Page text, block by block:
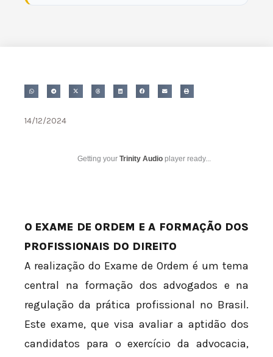
14/12/2024
Getting your Trinity Audio player ready...
O EXAME DE ORDEM E A FORMAÇÃO DOS
PROFISSIONAIS DO DIREITO
A realização do Exame de Ordem é um tema
central na formação dos advogados e na
regulação da prática profissional no Brasil.
Este exame, que visa avaliar a aptidão dos
candidatos para o exercício da advocacia,